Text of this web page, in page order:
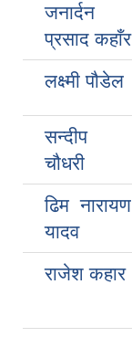
जनार्दन
प्रसाद कहाँर
लक्ष्मी पौडेल
सन्दीप
चौधरी
ढिम नारायण
यादव
राजेश कहार